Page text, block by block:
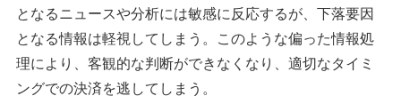
となるニュースや分析には敏感に反応するが、下落要因
となる情報は軽視してしまう。このような偏った情報処
理により、客観的な判断ができなくなり、適切なタイミ
ングでの決済を逃してしまう。